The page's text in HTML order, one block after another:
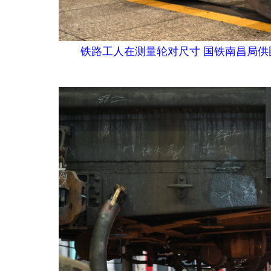
铁路工人在测量轮对尺寸 国铁南昌局供